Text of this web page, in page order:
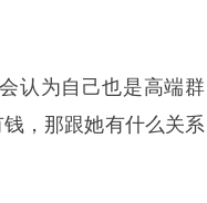
认为自己也是高端群
，那跟她有什么关系